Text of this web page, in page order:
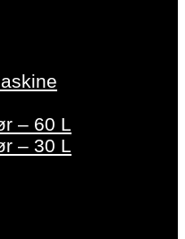
– 60 L
– 30 L